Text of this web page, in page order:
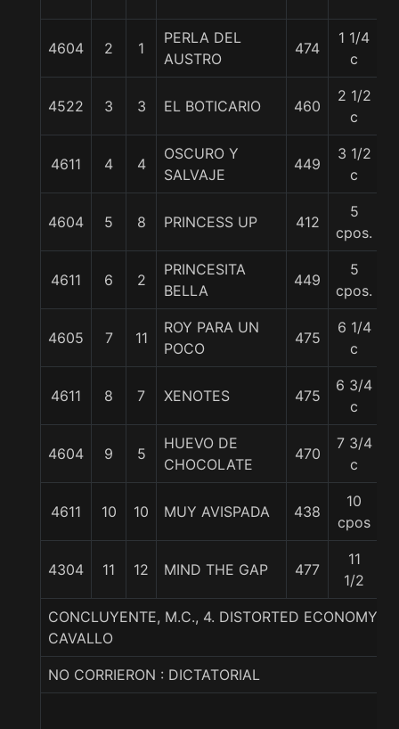
4604 2 1
PERLA DEL
AUSTRO
474
1 1/4
c
4522 3 3 EL BOTICARIO 460
2 1/2
c
4611 4 4
OSCURO Y
SALVAJE
449
3 1/2
c
4604 5 8 PRINCESS UP 412
5
cpos.
4611 6 2
PRINCESITA
BELLA
449
5
cpos.
4605 7 11
ROY PARA UN
POCO
475
6 1/4
c
4611 8 7 XENOTES 475
6 3/4
c
4604 9 5
HUEVO DE
CHOCOLATE
470
7 3/4
c
4611 10 10 MUY AVISPADA 438
10
cpos
4304 11 12 MIND THE GAP 477
11
1/2
CONCLUYENTE, M.C., 4. DISTORTED ECONOMY-
CAVALLO
NO CORRIERON : DICTATORIAL